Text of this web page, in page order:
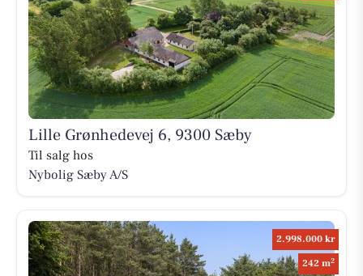
Lille Grønhedevej 6, 9300 Sæby
Til salg hos
Nybolig Sæby A/S
2.998.000 kr
242 m2